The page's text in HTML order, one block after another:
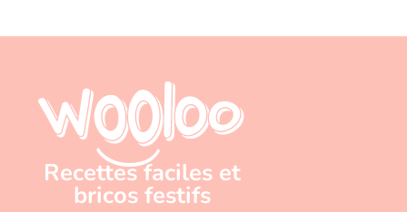
Recettes faciles et
bricos festifs